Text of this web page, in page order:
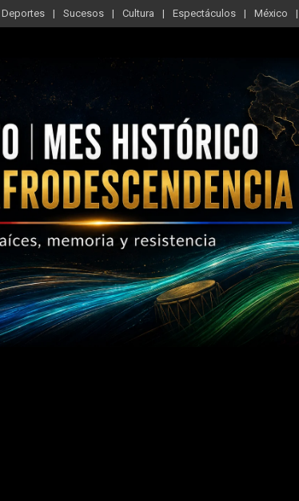
Deportes Sucesos Cultura Espectáculos México